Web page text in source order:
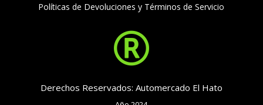
Políticas de Devoluciones y Términos de Servicio

Derechos Reservados: Automercado El Hato